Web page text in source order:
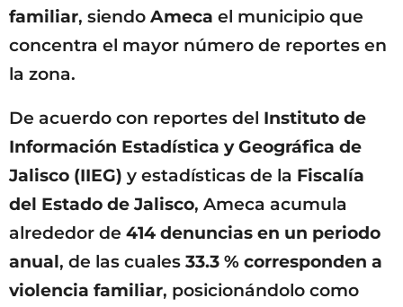
familiar, siendo Ameca el municipio que
concentra el mayor número de reportes en
la zona.
De acuerdo con reportes del Instituto de
Información Estadística y Geográfica de
Jalisco (IIEG) y estadísticas de la Fiscalía
del Estado de Jalisco, Ameca acumula
alrededor de 414 denuncias en un periodo
anual, de las cuales 33.3 % corresponden a
violencia familiar, posicionándolo como